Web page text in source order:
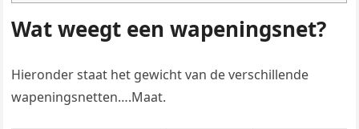
Wat weegt een wapeningsnet?
Hieronder staat het gewicht van de verschillende
wapeningsnetten….Maat.